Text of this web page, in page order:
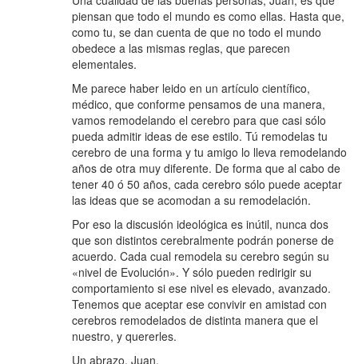
piensan que todo el mundo es como ellas. Hasta que,
como tu, se dan cuenta de que no todo el mundo
obedece a las mismas reglas, que parecen
elementales.
Me parece haber leido en un artículo científico,
médico, que conforme pensamos de una manera,
vamos remodelando el cerebro para que casi sólo
pueda admitir ideas de ese estilo. Tú remodelas tu
cerebro de una forma y tu amigo lo lleva remodelando
años de otra muy diferente. De forma que al cabo de
tener 40 ó 50 años, cada cerebro sólo puede aceptar
las ideas que se acomodan a su remodelación.
Por eso la discusión ideológica es inútil, nunca dos
que son distintos cerebralmente podrán ponerse de
acuerdo. Cada cual remodela su cerebro según su
«nivel de Evolución». Y sólo pueden redirigir su
comportamiento si ese nivel es elevado, avanzado.
Tenemos que aceptar ese convivir en amistad con
cerebros remodelados de distinta manera que el
nuestro, y quererles.
Un abrazo, Juan.